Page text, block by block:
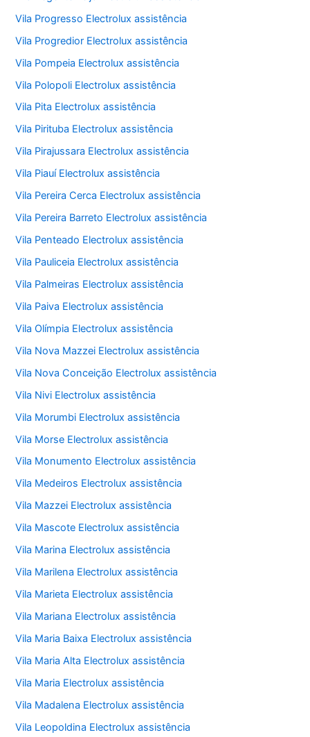
Vila Progresso Electrolux assistência
Vila Progredior Electrolux assistência
Vila Pompeia Electrolux assistência
Vila Polopoli Electrolux assistência
Vila Pita Electrolux assistência
Vila Pirituba Electrolux assistência
Vila Pirajussara Electrolux assistência
Vila Piauí Electrolux assistência
Vila Pereira Cerca Electrolux assistência
Vila Pereira Barreto Electrolux assistência
Vila Penteado Electrolux assistência
Vila Pauliceia Electrolux assistência
Vila Palmeiras Electrolux assistência
Vila Paiva Electrolux assistência
Vila Olímpia Electrolux assistência
Vila Nova Mazzei Electrolux assistência
Vila Nova Conceição Electrolux assistência
Vila Nivi Electrolux assistência
Vila Morumbi Electrolux assistência
Vila Morse Electrolux assistência
Vila Monumento Electrolux assistência
Vila Medeiros Electrolux assistência
Vila Mazzei Electrolux assistência
Vila Mascote Electrolux assistência
Vila Marina Electrolux assistência
Vila Marilena Electrolux assistência
Vila Marieta Electrolux assistência
Vila Mariana Electrolux assistência
Vila Maria Baixa Electrolux assistência
Vila Maria Alta Electrolux assistência
Vila Maria Electrolux assistência
Vila Madalena Electrolux assistência
Vila Leopoldina Electrolux assistência